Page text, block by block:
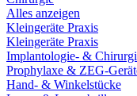
Alles anzeigen
Kleingeräte Praxis
Kleingeräte Praxis
Implantologie- &
Prophylaxe & ZEG-
Hand- & Winkelstücke